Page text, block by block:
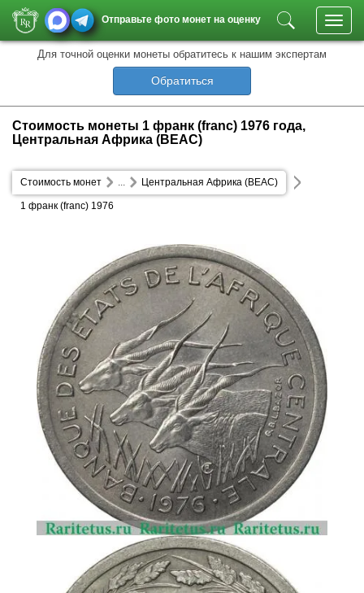
Отправьте фото монет на оценку
Для точной оценки монеты обратитесь к нашим экспертам
Обратиться
Стоимость монеты 1 франк (franc) 1976 года,
Центральная Африка (BEAC)
Стоимость монет Центральная Африка (BEAC)
...
1 франк (franc) 1976